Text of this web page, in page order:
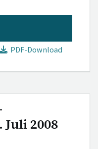
PDF-Download
Juli 2008